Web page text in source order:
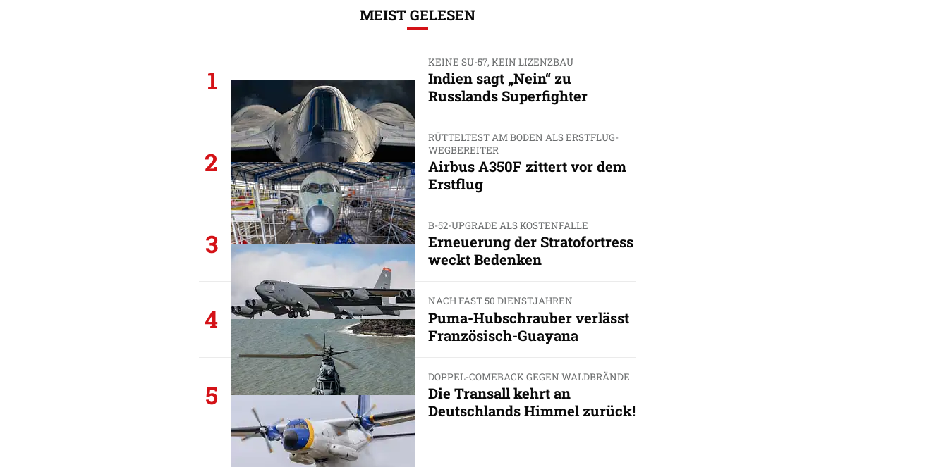
MEIST GELESEN
1
KEINE SU-57, KEIN LIZENZBAU
Indien sagt „Nein“ zu
Russlands Superfighter
2
RÜTTELTEST AM BODEN ALS ERSTFLUG-
WEGBEREITER
Airbus A350F zittert vor dem
Erstflug
3
B-52-UPGRADE ALS KOSTENFALLE
Erneuerung der Stratofortress
weckt Bedenken
4
NACH FAST 50 DIENSTJAHREN
Puma-Hubschrauber verlässt
Französisch-Guayana
5
DOPPEL-COMEBACK GEGEN WALDBRÄNDE
Die Transall kehrt an
Deutschlands Himmel zurück!